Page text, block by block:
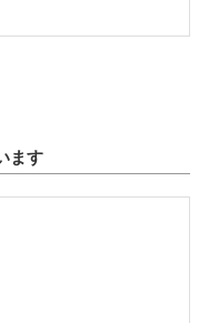
ます